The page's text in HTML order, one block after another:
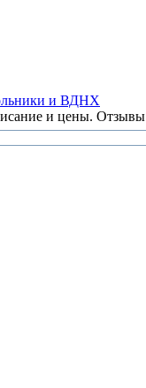
и ВДНХ
и цены. Отзывы